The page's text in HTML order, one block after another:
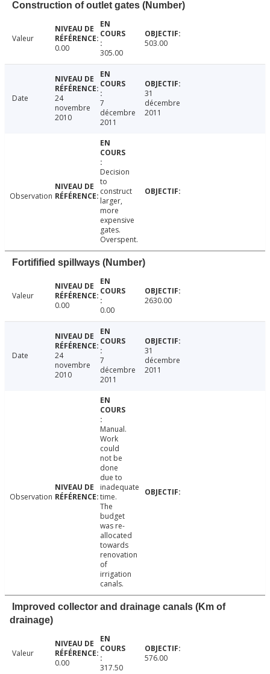
Construction of outlet gates (Number)
Valeur
0.00
305.00
503.00
Date
24
novembre
2010
7
décembre
2011
31
décembre
2011
Observation
Decision
to
construct
larger,
more
expensive
gates.
Overspent.
Fortifified spillways (Number)
Valeur
0.00
0.00
2630.00
Date
24
novembre
2010
7
décembre
2011
31
décembre
2011
Observation
Manual.
Work
could
not be
done
due to
inadequate
time.
The
budget
was re-
allocated
towards
renovation
of
irrigation
canals.
Improved collector and drainage canals (Km of
drainage)
Valeur
0.00
317.50
576.00